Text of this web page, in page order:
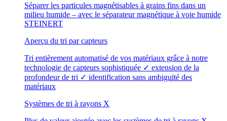
Séparer les particules magnétisables à grains fins dans un
milieu humide – avec le séparateur magnétique à voie humide
STEINERT
Aperçu du tri par capteurs
Tri entièrement automatisé de vos matériaux grâce à notre
technologie de capteurs sophistiquée ✓ extension de la
profondeur de tri ✓ identification sans ambiguïté des
matériaux
Systèmes de tri à rayons X